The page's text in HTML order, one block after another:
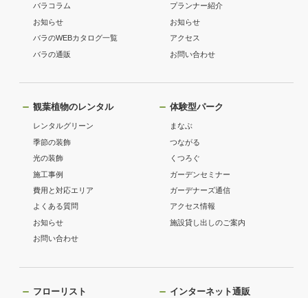
バラコラム
お知らせ
バラのWEBカタログ一覧
バラの通販
プランナー紹介
お知らせ
アクセス
お問い合わせ
観葉植物のレンタル
レンタルグリーン
季節の装飾
光の装飾
施工事例
費用と対応エリア
よくある質問
お知らせ
お問い合わせ
体験型パーク
まなぶ
つながる
くつろぐ
ガーデンセミナー
ガーデナーズ通信
アクセス情報
施設貸し出しのご案内
フローリスト インターネット通販